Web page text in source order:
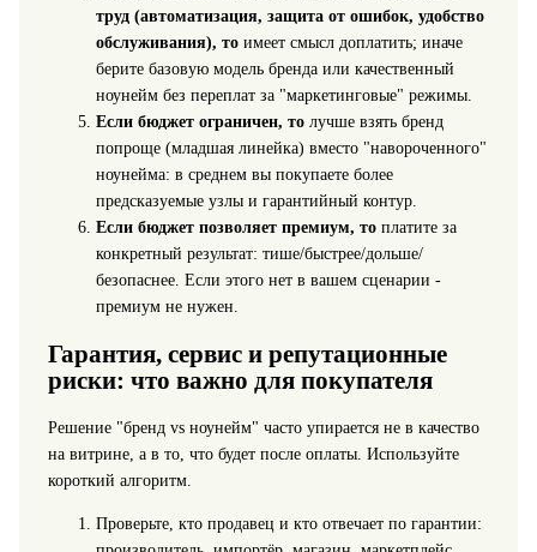
труд (автоматизация, защита от ошибок, удобство
обслуживания), тоимеет смысл доплатить; иначе
берите базовую модель бренда или качественный
ноунейм без переплат за "маркетинговые" режимы.
Если бюджет ограничен, толучше взять бренд
попроще (младшая линейка) вместо "навороченного"
ноунейма: в среднем вы покупаете более
предсказуемые узлы и гарантийный контур.
Если бюджет позволяет премиум, топлатите за
конкретный результат: тише/быстрее/дольше/
безопаснее. Если этого нет в вашем сценарии -
премиум не нужен.
Гарантия, сервис и репутационные
риски: что важно для покупателя
Решение "бренд vs ноунейм" часто упирается не в качество
на витрине, а в то, что будет после оплаты. Используйте
короткий алгоритм.
Проверьте, кто продавец и кто отвечает по гарантии: